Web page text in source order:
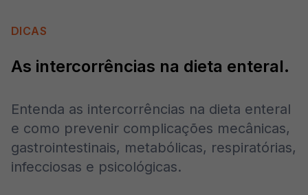
DICAS
As intercorrências na dieta enteral.
Entenda as intercorrências na dieta enteral
e como prevenir complicações mecânicas,
gastrointestinais, metabólicas, respiratórias,
infecciosas e psicológicas.